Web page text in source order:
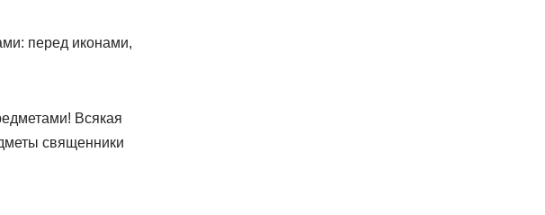
перед иконами,
Всякая
священники